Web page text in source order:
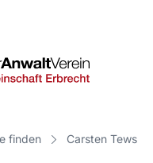
finden Carsten Tews